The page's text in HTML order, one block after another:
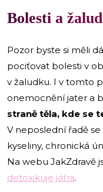
Bolesti a
Pozor byste si měli
pociťovat bolesti v
v žaludku. I v tomto
onemocnění jater a
straně těla, kde se
V neposlední řadě
kyseliny, chronická
Na webu JakZdravě
detoxikuje játra.